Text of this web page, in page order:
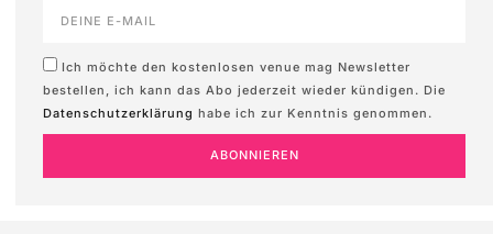
Ich möchte den kostenlosen venue mag Newsletter
bestellen, ich kann das Abo jederzeit wieder kündigen. Die
Datenschutzerklärung habe ich zur Kenntnis genommen.
ABONNIEREN